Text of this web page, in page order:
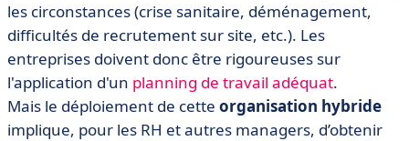
les circonstances (crise sanitaire, déménagement,
difficultés de recrutement sur site, etc.). Les
entreprises doivent donc être rigoureuses sur
l'application d'un planning de travail adéquat.
Mais le déploiement de cette organisation hybride
implique, pour les RH et autres managers, d’obtenir